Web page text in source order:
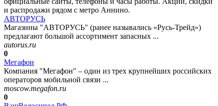
и распродажи рядом с метро Аннино.
АВТОРУСЬ
Магазины "АВТОРУСЬ" (ранее назывались «Русь-Трейд»)
предлагают большой ассортимент запасных ...
autorus.ru
0
Мегафон
Компания "Мегафон" – один из трех крупнейших российских
операторов мобильной связи ...
moscow.megafon.ru
0